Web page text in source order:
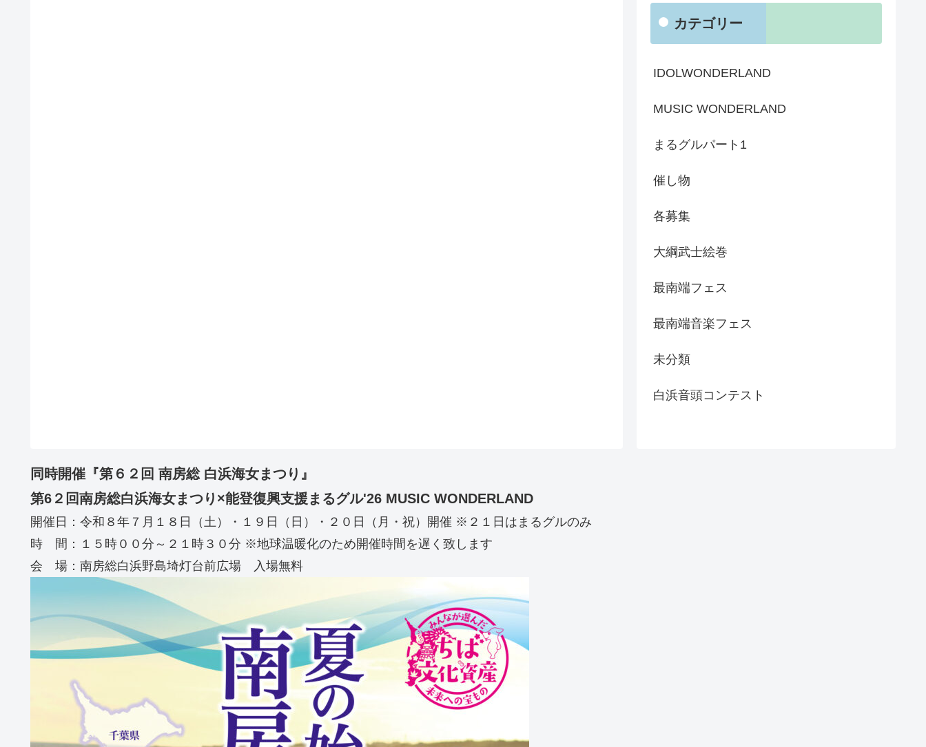
カテゴリー
IDOLWONDERLAND
MUSIC WONDERLAND
まるグルパート1
催し物
各募集
大綱武士絵巻
最南端フェス
最南端音楽フェス
未分類
白浜音頭コンテスト
同時開催『第６２回 南房総 白浜海女まつり』
第6２回南房総白浜海女まつり×能登復興支援まるグル'26 MUSIC WONDERLAND
開催日：令和８年７月１８日（土）・１９日（日）・２０日（月・祝）開催 ※２１日はまるグルのみ
時 間：１５時００分～２１時３０分 ※地球温暖化のため開催時間を遅く致します
会 場：南房総白浜野島埼灯台前広場 入場無料